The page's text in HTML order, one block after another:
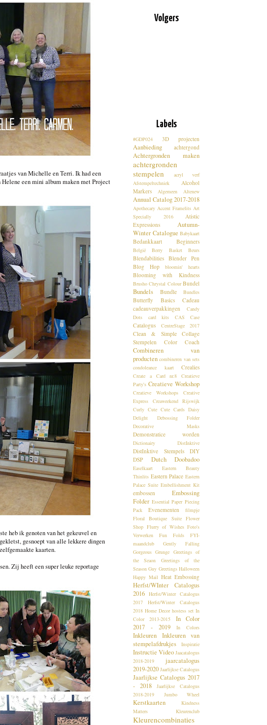
van Michelle en Terri. Ik had een
een mini album maken met Project
heb ik genoten van het gekeuvel en
gesnoept van alle lekkere dingen
kaarten.
Zij heeft een super leuke reportage
Volgers
Labels
#GDP024 3D projecten
Aanbieding achtergond
Achtergronden maken
achtergronden
stempelen
acryl verf
Afstempeltechniek
Alcohol
Markers
Algemeen Altenew
Annual Catalog 2017-2018
Apothecary Accent Framelits Art
Specially 2016
Atistic
Expressions
Autumn-
Winter Catalogue Babykaart
Bedankkaart Beginners
België Berry Basket Beurs
Blendabilities Blender Pen
Blog Hop
bloomin' hearts
Blooming with Kindness
Brusho Chrystal Colour Bundel
Bundels Bundle Bundles
Butterfly Basics
Cadeau
cadeauverpakkingen
Candy
Dots
card kits CAS Case
Catalogus CentreStage 2017
Clean & Simple
Collage
Stempelen
Color Coach
Combineren van
producten combineren van sets
condoleance kaart
Crealies
Create a Card nr.8
Creatieve
Party's Creatieve Workshop
Creatieve Workshops
Creative
Express
Creaweekend Rijswijk
Curly Cute Cute Cards Daisy
Delight
Debossing Folder
Decorative Masks
Demonstratice worden
Dictionairy DistInktive
DistInktive Stempels
DIY
DSP
Dutch Doobadoo
Easelkaart
Eastern Beauty
Thinlits Eastern Palace Eastern
Palace Suite Embellishment Kit
embossen
Embossing
Folder Essential Paper Piecing
Pack
Evenementen
filmpje
Floral Boutique Suite Flower
Shop Flurry of Wishes Foto's
Verwerken
Fun Folds
FYI-
maandclub
Gently Falling
Gorgeous Grunge Greetings of
the Seaon
Greetings of the
Season Guy Greetings Halloween
Happy Mail Heat Embossing
Herfst/WInter Catalogus
2016 Herfst/Winter Catalogus
2017
Herfst/Winter Catalogus
2018 Home Decor hostess set In
Color 2013-2015
In Color
2017 - 2019
In Colors
Inkleuren
Inkleuren van
stempelafdrukjes
Inspiratie
Instructie Video Jaacatalogus
2018-2019
jaarcatalogus
2019-2020 Jaarlijkse Catalogus
Jaarlijkse Catalogus 2017
- 2018
Jaarlijkse Catalogus
2018-2019
Jumbo Wheel
Kerstkaarten
Kindness
Matters
Kleurenclub
Kleurencombinaties